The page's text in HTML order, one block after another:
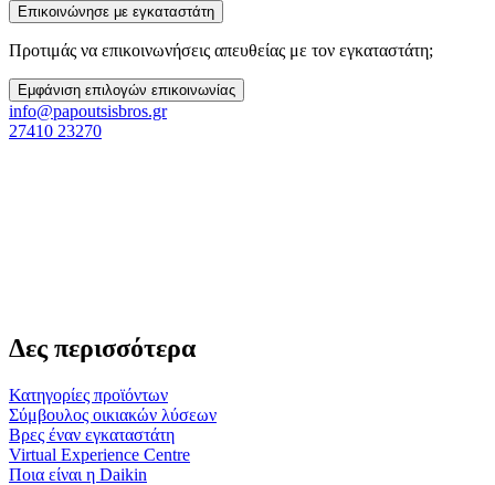
Επικοινώνησε με εγκαταστάτη
Προτιμάς να επικοινωνήσεις απευθείας με τον εγκαταστάτη;
Εμφάνιση επιλογών επικοινωνίας
info@papoutsisbros.gr
27410 23270
Δες περισσότερα
Κατηγορίες προϊόντων
Σύμβουλος οικιακών λύσεων
Βρες έναν εγκαταστάτη
Virtual Experience Centre
Ποια είναι η Daikin